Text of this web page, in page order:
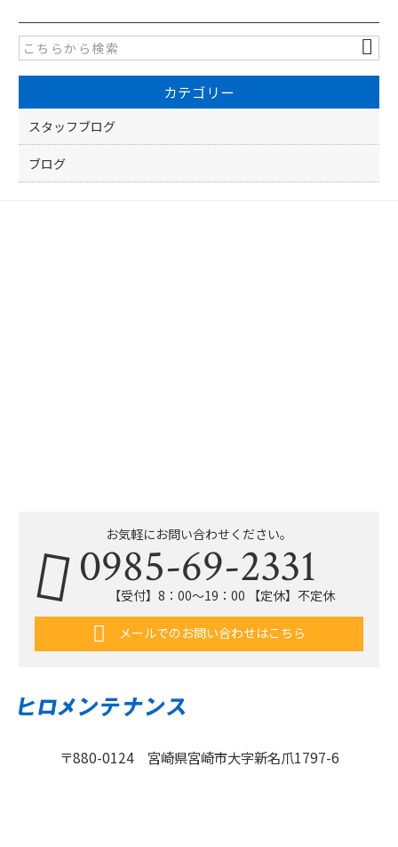
e
b
o
o
k
er
カテゴリー
スタッフブログ
ブログ
〒880-0124 宮崎県宮崎市大字新名爪1797-6
お気軽にお問い合わせください。
0985-69-2331
【受付】8：00〜19：00 【定休】不定休
メールでのお問い合わせはこちら